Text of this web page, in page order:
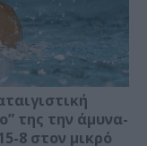
της την άμυνα-
8 στον μικρό